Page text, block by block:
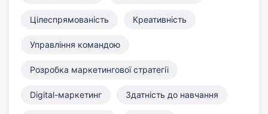
Цілеспрямованість Креативність
Управління командою
Розробка маркетингової стратегії
Digital-маркетинг Здатність до навчання